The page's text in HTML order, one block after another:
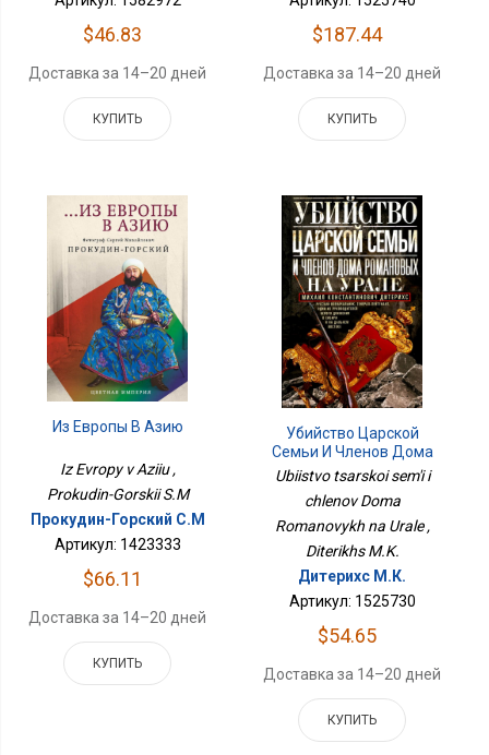
$46.83
Доставка за 14–20 дней
КУПИТЬ
$187.44
Доставка за 14–20 дней
КУПИТЬ
Из Европы В Азию
Iz Evropy v Aziiu ,
Prokudin-Gorskii S.M
Прокудин-Горский С.М
Артикул: 1423333
$66.11
Доставка за 14–20 дней
КУПИТЬ
Убийство Царской
Семьи И Членов Дома
Романовых На Урале
Ubiistvo tsarskoi sem'i i
chlenov Doma
Romanovykh na Urale ,
Diterikhs M.K.
Дитерихс М.К.
Артикул: 1525730
$54.65
Доставка за 14–20 дней
КУПИТЬ